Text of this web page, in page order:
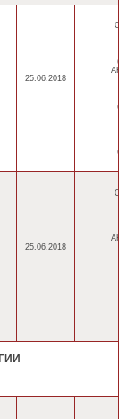
25.06.2018
25.06.2018